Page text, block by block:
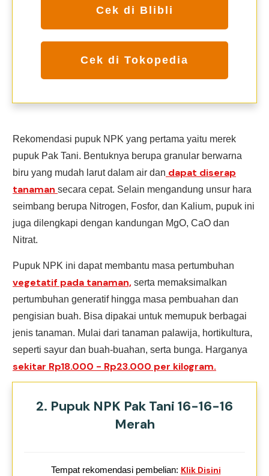
Cek di Blibli
Cek di Tokopedia
Rekomendasi pupuk NPK yang pertama yaitu merek
pupuk Pak Tani. Bentuknya berupa granular berwarna
biru yang mudah larut dalam air dan dapat diserap
tanaman secara cepat. Selain mengandung unsur hara
seimbang berupa Nitrogen, Fosfor, dan Kalium, pupuk ini
juga dilengkapi dengan kandungan MgO, CaO dan
Nitrat.
Pupuk NPK ini dapat membantu masa pertumbuhan
vegetatif pada tanaman, serta memaksimalkan
pertumbuhan generatif hingga masa pembuahan dan
pengisian buah. Bisa dipakai untuk memupuk berbagai
jenis tanaman. Mulai dari tanaman palawija, hortikultura,
seperti sayur dan buah-buahan, serta bunga. Harganya
sekitar Rp18.000 - Rp23.000 per kilogram.
2. Pupuk NPK Pak Tani 16-16-16
Merah
Tempat rekomendasi pembelian: Klik Disini